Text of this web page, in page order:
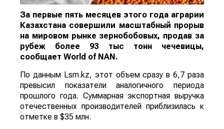
За первые пять месяцев этого года аграрии
Казахстана совершили масштабный прорыв
на мировом рынке зернобобовых, продав за
рубеж более 93 тыс тонн чечевицы,
сообщает World of NAN.
По данным Lsm.kz, этот объем сразу в 6,7 раза
превысил показатели аналогичного периода
прошлого года. Суммарная экспортная выручка
отечественных производителей приблизилась к
отметке в $35 млн.